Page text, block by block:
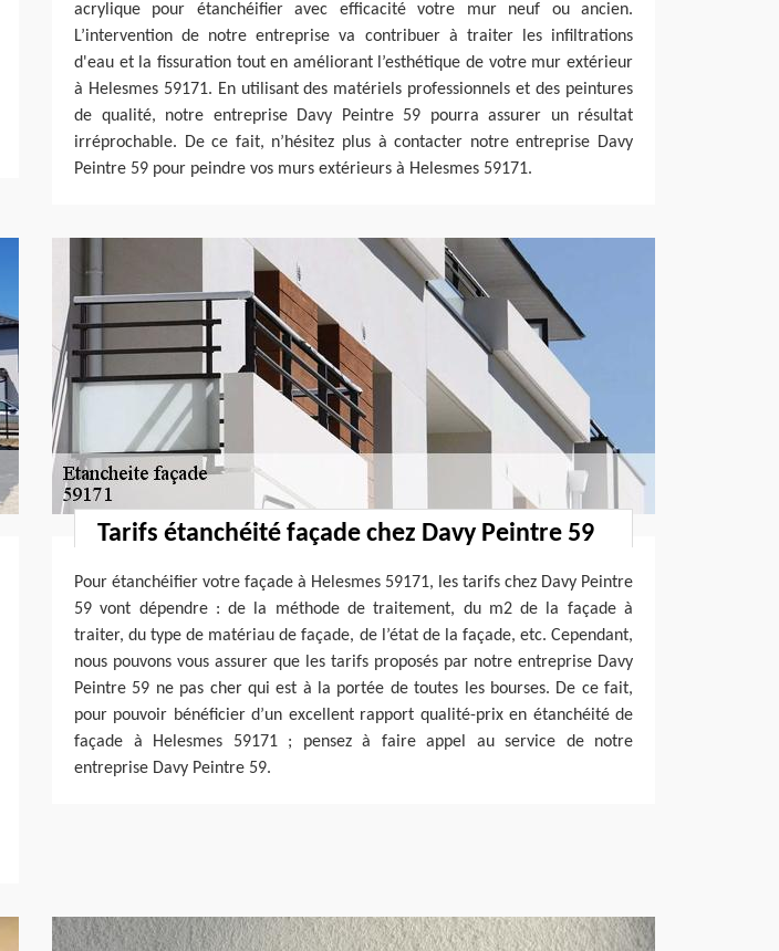
acrylique pour étanchéifier avec efficacité votre mur neuf ou ancien.
L’intervention de notre entreprise va contribuer à traiter les infiltrations
d'eau et la fissuration tout en améliorant l’esthétique de votre mur extérieur
à Helesmes 59171. En utilisant des matériels professionnels et des peintures
de qualité, notre entreprise Davy Peintre 59 pourra assurer un résultat
irréprochable. De ce fait, n’hésitez plus à contacter notre entreprise Davy
Peintre 59 pour peindre vos murs extérieurs à Helesmes 59171.
Tarifs étanchéité façade chez Davy Peintre 59
Pour étanchéifier votre façade à Helesmes 59171, les tarifs chez Davy Peintre
59 vont dépendre : de la méthode de traitement, du m2 de la façade à
traiter, du type de matériau de façade, de l’état de la façade, etc. Cependant,
nous pouvons vous assurer que les tarifs proposés par notre entreprise Davy
Peintre 59 ne pas cher qui est à la portée de toutes les bourses. De ce fait,
pour pouvoir bénéficier d’un excellent rapport qualité-prix en étanchéité de
façade à Helesmes 59171 ; pensez à faire appel au service de notre
entreprise Davy Peintre 59.